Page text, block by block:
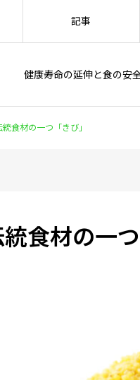
健康寿命の延伸と食の安
記事
食材の一つ「きび」
食材の一つ